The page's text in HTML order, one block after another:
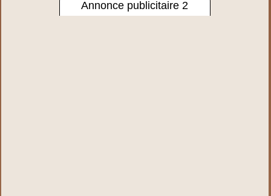
Annonce publicitaire 2